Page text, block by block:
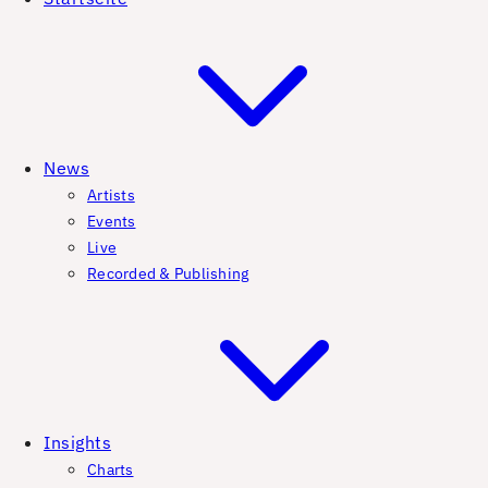
News
Artists
Events
Live
Recorded & Publishing
Insights
Charts